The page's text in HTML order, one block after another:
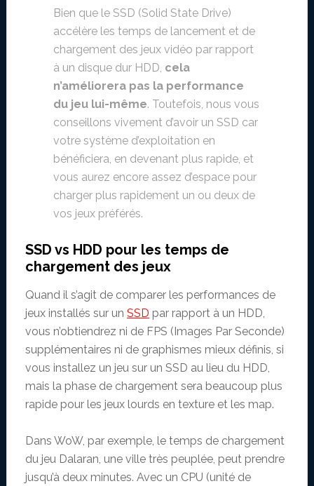
Bien que le SSD (Solid State Drive)
accélère les temps de lancement et de
chargement des jeux vidéo par rapport
à un disque dur HDD, cela
n’améliorera pas la performance
du jeu lui-même. Toutefois, nous vous
conseillons vivement d’avoir un SSD car
votre système d’exploitation en
bénéficiera, en devenant plus rapide, et
vous aurez encore assez d’espace pour
charger plus rapidement un ou deux de
vos jeux préférés.
SSD vs HDD pour les temps de
chargement des jeux
Quand il s’agit de comparer les performances de
jeux installés sur un SSD par rapport à un HDD,
vous n’obtiendrez ni de FPS (Images Par Seconde)
supplémentaires ni de graphismes mieux définis, si
vous installez un jeu sur un SSD au lieu du HDD,
mais la phase de chargement sera beaucoup plus
rapide pour les jeux lourds en texture et les map.
Dans WoW, par exemple, le temps de chargement
du jeu Dalaran, une ville très peuplée, peut prendre
jusqu’à deux minutes. Avec un CPU (unité de